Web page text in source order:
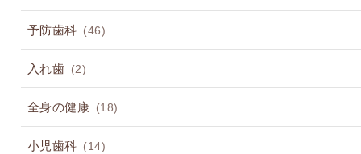
予防歯科 (46)
入れ歯 (2)
全身の健康 (18)
小児歯科 (14)